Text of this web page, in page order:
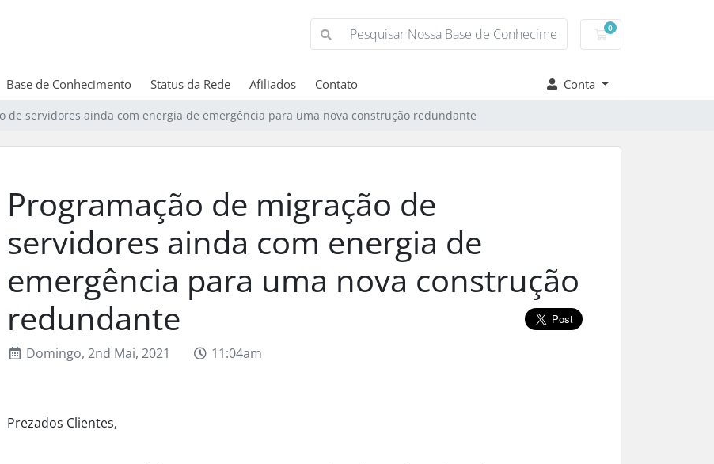
0
Carrinho de
Base de Conhecimento Status da Rede Afiliados Contato Conta
de servidores ainda com energia de emergência para uma nova construção redundante
Programação de migração de
servidores ainda com energia de
emergência para uma nova construção
redundante
Domingo, 2nd Mai, 2021 11:04am
Prezados Clientes,